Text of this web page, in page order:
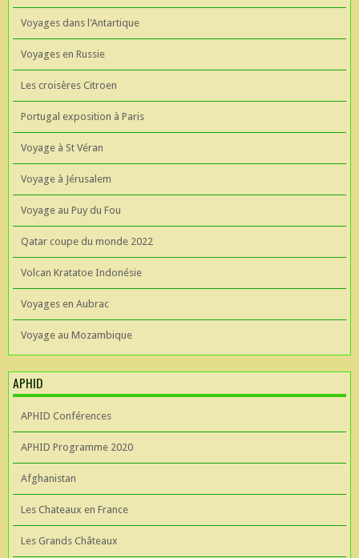
Voyages dans l'Antartique
Voyages en Russie
Les croisères Citroen
Portugal exposition à Paris
Voyage à St Véran
Voyage à Jérusalem
Voyage au Puy du Fou
Qatar coupe du monde 2022
Volcan Kratatoe Indonésie
Voyages en Aubrac
Voyage au Mozambique
APHID
APHID Conférences
APHID Programme 2020
Afghanistan
Les Chateaux en France
Les Grands Châteaux